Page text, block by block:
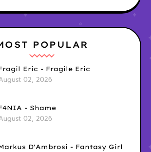
POPULAR
Eric - Fragile Eric
02, 2026
- Shame
02, 2026
D'Ambrosi - Fantasy Girl